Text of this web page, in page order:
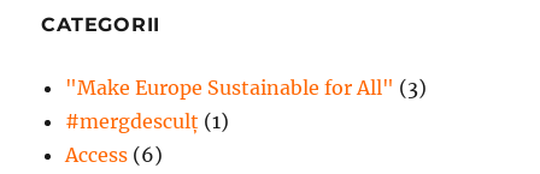
CATEGORII
"Make Europe Sustainable for All" (3)
#mergdesculţ (1)
Access (6)